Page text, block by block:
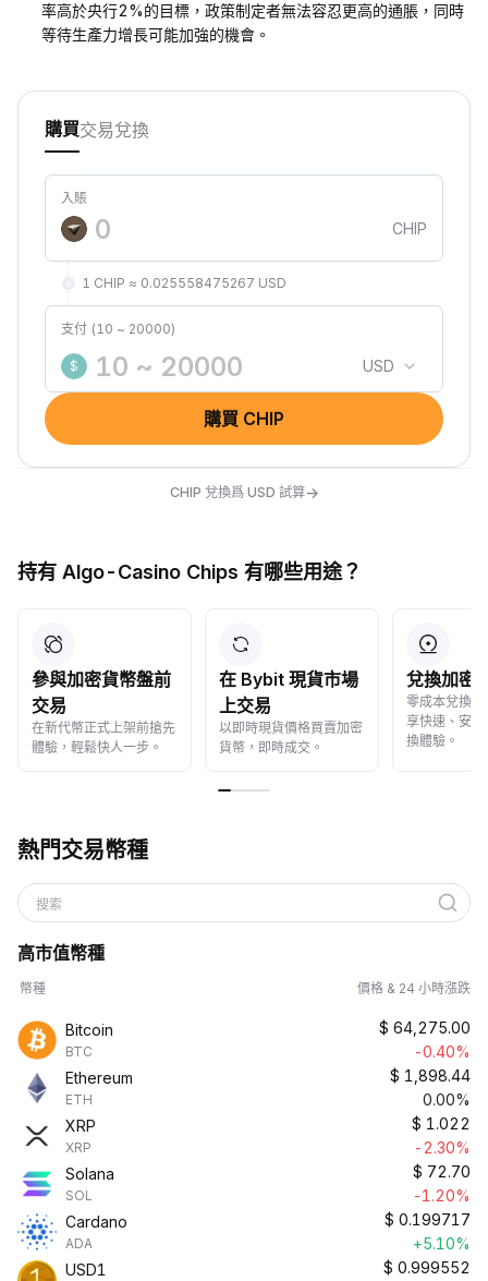
率高於央行2%的目標，政策制定者無法容忍更高的通脹，同時
等待生產力增長可能加強的機會。
購買交易兌換
入賬
CHIP
1 CHIP ≈ 0.025558475267 USD
支付 (10 ~ 20000)
$ USD
購買 CHIP
CHIP 兌換爲 USD 試算→
持有 Algo-Casino Chips 有哪些用途？
參與加密貨幣盤前
交易
在新代幣正式上架前搶先
體驗，輕鬆快人一步。
在 Bybit 現貨市場
上交易
以即時現貨價格買賣加密
貨幣，即時成交。
兌換加密
零成本兌換
享快速、安
換體驗。
熱門交易幣種
搜索
高市值幣種
幣種 價格 & 24 小時漲跌
Bitcoin
BTC
$ 64,275.00
-0.40%
Ethereum
ETH
$ 1,898.44
0.00%
XRP
XRP
$ 1.022
-2.30%
Solana
SOL
$ 72.70
-1.20%
Cardano
ADA
$ 0.199717
+5.10%
USD1
$ 0.999552